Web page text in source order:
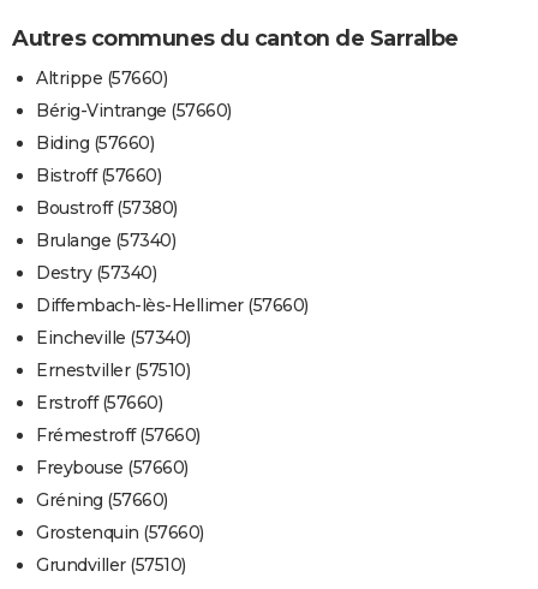
Autres communes du canton de Sarralbe
Altrippe (57660)
Bérig-Vintrange (57660)
Biding (57660)
Bistroff (57660)
Boustroff (57380)
Brulange (57340)
Destry (57340)
Diffembach-lès-Hellimer (57660)
Eincheville (57340)
Ernestviller (57510)
Erstroff (57660)
Frémestroff (57660)
Freybouse (57660)
Gréning (57660)
Grostenquin (57660)
Grundviller (57510)